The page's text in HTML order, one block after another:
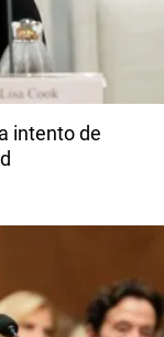
intento de